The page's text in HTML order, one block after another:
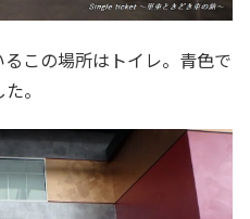
この場所はトイレ。青色で
。